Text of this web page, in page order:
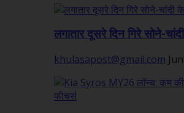
लगातार दूसरे दिन गिरे सोने-
khulasapost@gmail.com